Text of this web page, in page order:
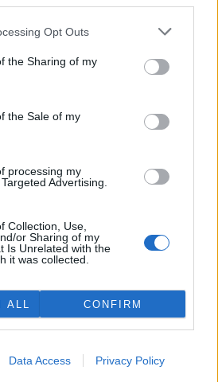
Opt Outs
the Sharing of my
the Sale of my
processing my
Advertising.
Collection, Use,
or Sharing of my
Is Unrelated with the
it was collected.
ALL CONFIRM
Data Access Privacy Policy
obecní knihovny.
výzkumem, střelnými zbraněmi
a vývoji, který předkládají společně
Rychetský a
ministr školství, mládeže a
návrh zákona o zbraních a střelivu z
i do místních zastupitelstev, které
vnitra Stanislav Gross, budou hlavními
To se uskuteční v Praze na Úřadu
podílet se na projektu za 40
(
podílet se na rekonstrukci vodovodní
následujících měsících budou vypsány
CzechTrade Jan Mach, v rámci
uplatnit i české firmy a získat tak